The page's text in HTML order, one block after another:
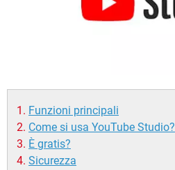
Funzioni principali
Come si usa YouTube Studio?
È gratis?
Sicurezza